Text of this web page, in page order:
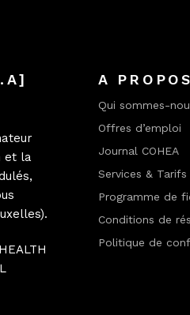
et la
A PROPOS
Qui sommes-
Offres d’emploi
Journal COHEA
Services & Tarifs
Programme de
Conditions de
Politique de